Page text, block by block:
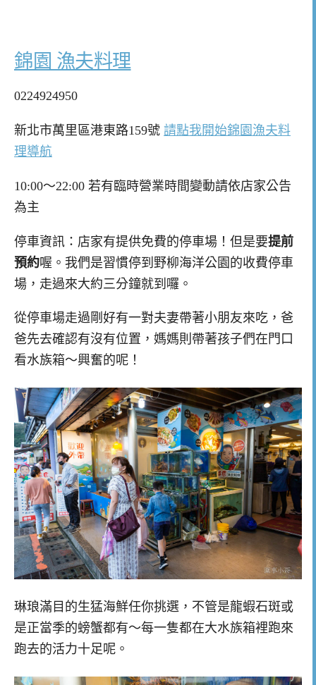
錦園 漁夫料理
0224924950
新北市萬里區港東路159號 請點我開始錦園漁夫料
理導航
10:00～22:00 若有臨時營業時間變動請依店家公告
為主
停車資訊：店家有提供免費的停車場！但是要提前
預約喔。我們是習慣停到野柳海洋公園的收費停車
場，走過來大約三分鐘就到囉。
從停車場走過剛好有一對夫妻帶著小朋友來吃，爸
爸先去確認有沒有位置，媽媽則帶著孩子們在門口
看水族箱～興奮的呢！
琳琅滿目的生猛海鮮任你挑選，不管是龍蝦石斑或
是正當季的螃蟹都有～每一隻都在大水族箱裡跑來
跑去的活力十足呢。